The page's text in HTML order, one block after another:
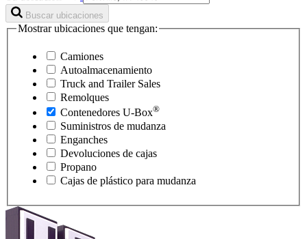
Buscar ubicaciones
Mostrar ubicaciones que tengan:
Camiones
Autoalmacenamiento
Truck and Trailer Sales
Remolques
Contenedores U-Box®
Suministros de mudanza
Enganches
Devoluciones de cajas
Propano
Cajas de plástico para mudanza